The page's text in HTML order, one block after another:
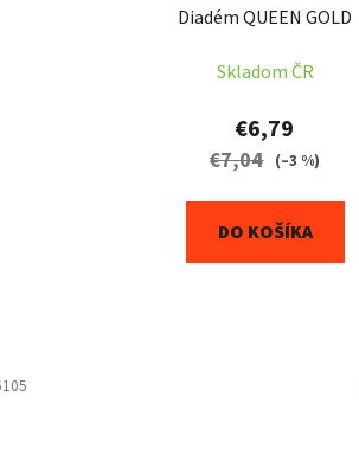
Diadém QUEEN GOLD
Skladom ČR
€6,79
€7,04 (–3 %)
DO KOŠÍKA